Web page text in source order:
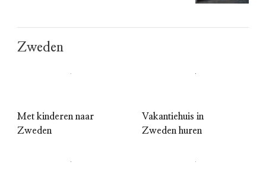
Zweden
Met kinderen naar
Zweden
Vakantiehuis in
Zweden huren